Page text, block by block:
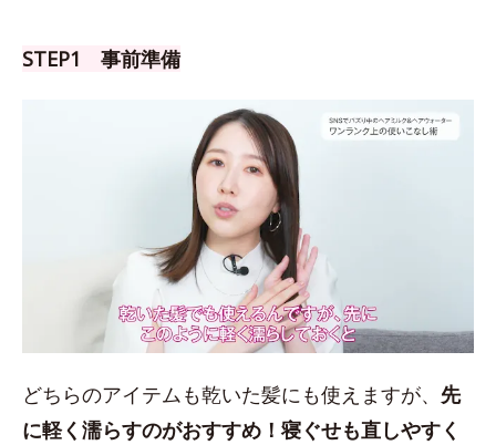
STEP1 事前準備
どちらのアイテムも乾いた髪にも使えますが、 先
に軽く濡らすのがおすすめ！寝ぐせも直しやすく